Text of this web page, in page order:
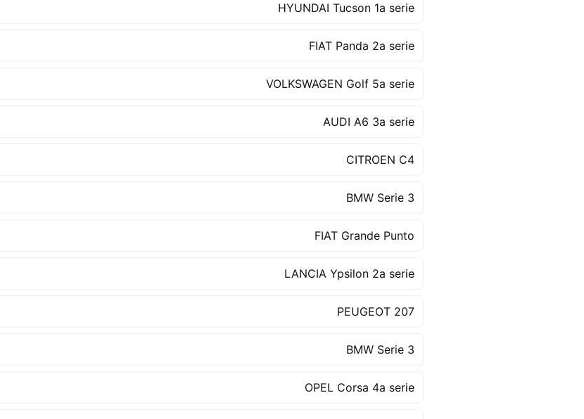
HYUNDAI Tucson 1a serie
FIAT Panda 2a serie
VOLKSWAGEN Golf 5a serie
AUDI A6 3a serie
CITROEN C4
BMW Serie 3
FIAT Grande Punto
LANCIA Ypsilon 2a serie
PEUGEOT 207
BMW Serie 3
OPEL Corsa 4a serie